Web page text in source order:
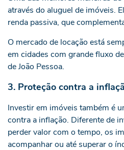
através do aluguel de imóveis.
renda passiva, que
O mercado de locação está
em cidades com grande fluxo
de João Pessoa.
3. Proteção contra a
Investir em imóveis também é
contra a inflação. Diferente de
perder valor com o tempo, os
acompanhar ou até superar o